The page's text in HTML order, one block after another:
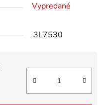
Vypredané
3L7530